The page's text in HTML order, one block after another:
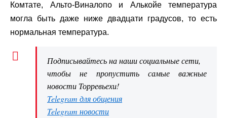
Комтате, Альто-Виналопо и Алькойе температура
могла быть даже ниже двадцати градусов, то есть
нормальная температура.
Подписывайтесь на наши социальные сети,
чтобы не пропустить самые важные
новости Торревьехи!
Telegram для общения
Telegram новости